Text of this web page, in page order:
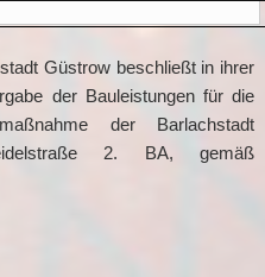
Güstrow beschließt in ihrer
der Bauleistungen für die
der Barlachstadt
2. BA, gemäß